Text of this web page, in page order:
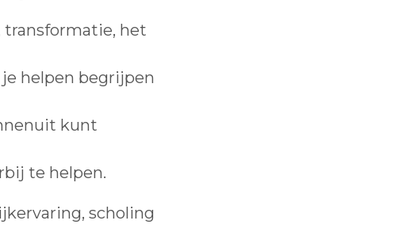
transformatie, het
helpen begrijpen
kunt
te helpen.
scholing